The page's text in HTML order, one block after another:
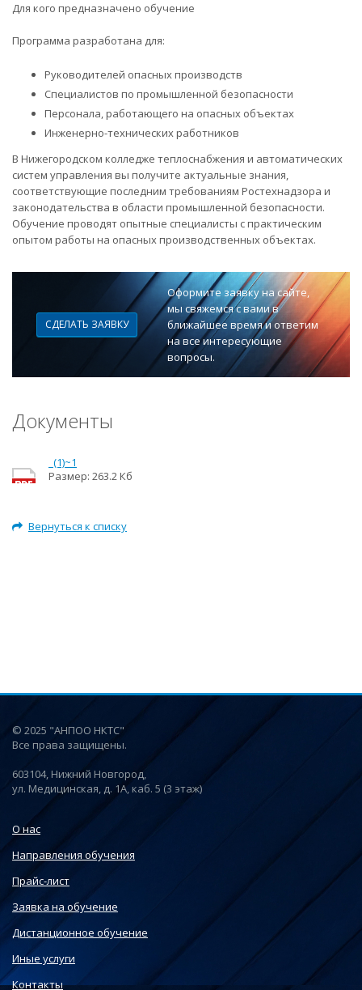
Для кого предназначено обучение
Программа разработана для:
Руководителей опасных производств
Специалистов по промышленной безопасности
Персонала, работающего на опасных объектах
Инженерно-технических работников
В Нижегородском колледже теплоснабжения и автоматических
систем управления вы получите актуальные знания,
соответствующие последним требованиям Ростехнадзора и
законодательства в области промышленной безопасности.
Обучение проводят опытные специалисты с практическим
опытом работы на опасных производственных объектах.
СДЕЛАТЬ ЗАЯВКУ
Оформите заявку на сайте,
мы свяжемся с вами в
ближайшее время и ответим
на все интересующие
вопросы.
Документы
_(1)~1
Размер: 263.2 Кб
Вернуться к списку
© 2025 "АНПОО НКТС"
Все права защищены.
603104, Нижний Новгород,
ул. Медицинская, д. 1А, каб. 5 (3 этаж)
О нас
Направления обучения
Прайс-лист
Заявка на обучение
Дистанционное обучение
Иные услуги
Контакты